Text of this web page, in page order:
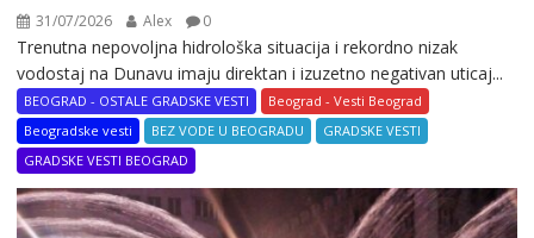
31/07/2026 Alex 0
Trenutna nepovoljna hidrološka situacija i rekordno nizak
vodostaj na Dunavu imaju direktan i izuzetno negativan uticaj...
BEOGRAD - OSTALE GRADSKE VESTI
Beograd - Vesti Beograd
Beogradske vesti
BEZ VODE U BEOGRADU
GRADSKE VESTI
GRADSKE VESTI BEOGRAD